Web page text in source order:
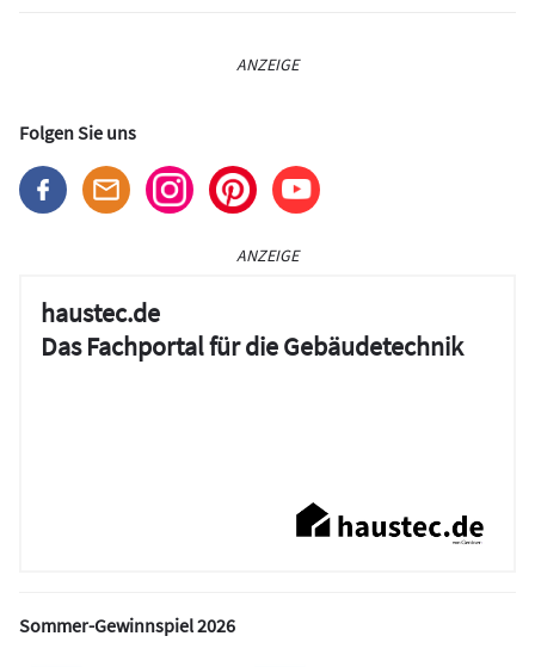
ANZEIGE
Folgen Sie uns
ANZEIGE
haustec.de
Das Fachportal für die Gebäudetechnik
Sommer-Gewinnspiel 2026